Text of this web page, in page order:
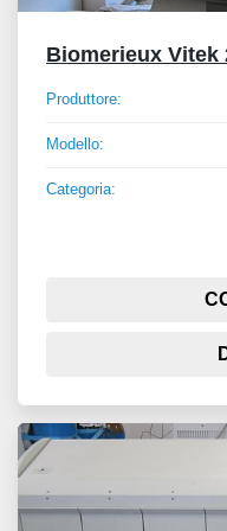
Biomerieux Vitek
Produttore:
Modello:
Categoria: